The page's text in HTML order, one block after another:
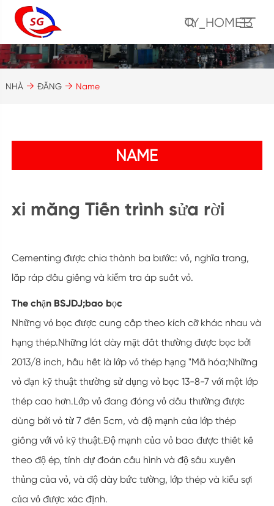
TY_HOME13
NHÀ ĐĂNG Name
NAME
xi măng Tiến trình sửa rời
Cementing được chia thành ba bước: vỏ, nghĩa trang,
lắp ráp đầu giếng và kiểm tra áp suất vỏ.
The chặn BSJDJ;bao bọc
Những vỏ bọc được cung cấp theo kích cỡ khác nhau và
hạng thép.Những lát dày mặt đất thường được bọc bởi
2013/8 inch, hầu hết là lớp vỏ thép hạng "Mã hóa;Những
vỏ đạn kỹ thuật thường sử dụng vỏ bọc 13-8-7 với một lớp
thép cao hơn.Lớp vỏ đang đóng vỏ dầu thường được
dùng bởi vỏ từ 7 đến 5cm, và độ mạnh của lớp thép
giống với vỏ kỹ thuật.Độ mạnh của vỏ bao được thiết kế
theo độ ép, tính dự đoán cấu hình và độ sâu xuyên
thủng của vỏ, và độ dày bức tường, lớp thép và kiểu sợi
của vỏ được xác định.